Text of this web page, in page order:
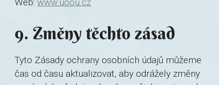
9. Změny těchto zásad
Tyto Zásady ochrany osobních údajů můžeme
čas od času aktualizovat, aby odrážely změny